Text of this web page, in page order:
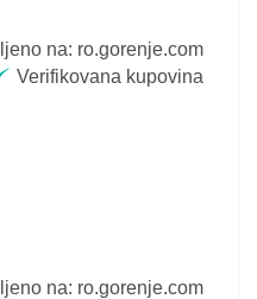
na: ro.gorenje.com
Verifikovana kupovina
na: ro.gorenje.com